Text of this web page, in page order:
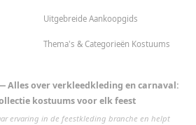
Uitgebreide Aankoopgids
Thema's & Categorieën Kostuums
Alles over verkleedkleding en carnaval:
kostuums voor elk feest
ervaring in de feestkleding branche en helpt